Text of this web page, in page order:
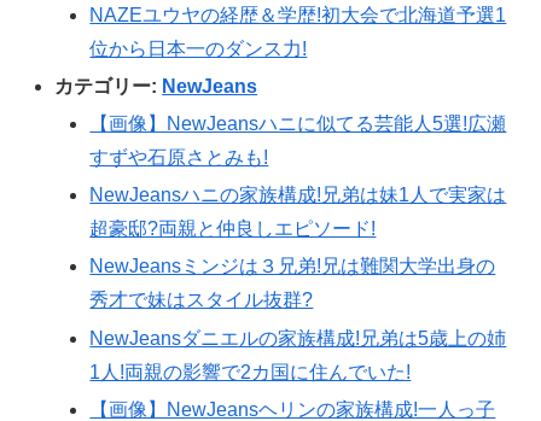
NAZEユウヤの経歴＆学歴!初大会で北海道予選1
位から日本一のダンス力!
カテゴリー: NewJeans
【画像】NewJeansハニに似てる芸能人5選!広瀬
すずや石原さとみも!
NewJeansハニの家族構成!兄弟は妹1人で実家は
超豪邸?両親と仲良しエピソード!
NewJeansミンジは３兄弟!兄は難関大学出身の
秀才で妹はスタイル抜群?
NewJeansダニエルの家族構成!兄弟は5歳上の姉
1人!両親の影響で2カ国に住んでいた!
【画像】NewJeansヘリンの家族構成!一人っ子